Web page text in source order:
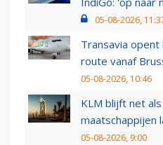
05-08-2026,
Transavia
route vanaf
05-08-2026, 10:46
KLM blijft net
maatschappijen
05-08-2026, 9:00